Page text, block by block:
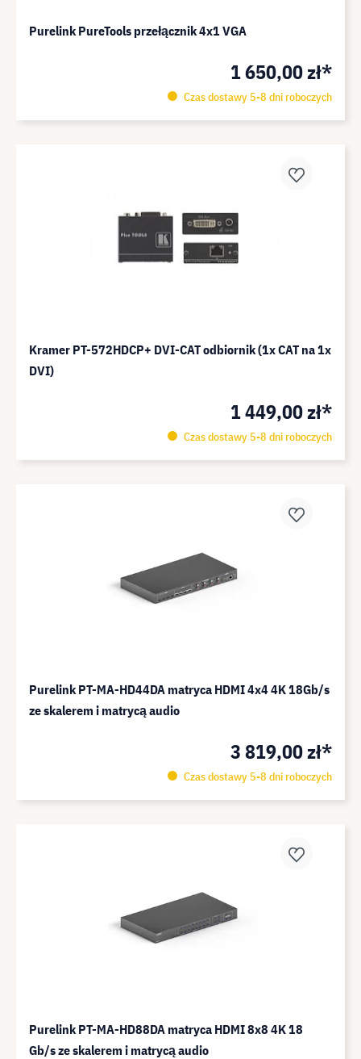
Purelink PureTools przełącznik 4x1 VGA
1 650,00 zł*
Czas dostawy 5-8 dni roboczych
Kramer PT-572HDCP+ DVI-CAT odbiornik (1x CAT na 1x
DVI)
1 449,00 zł*
Czas dostawy 5-8 dni roboczych
Purelink PT-MA-HD44DA matryca HDMI 4x4 4K 18Gb/s
ze skalerem i matrycą audio
3 819,00 zł*
Czas dostawy 5-8 dni roboczych
Purelink PT-MA-HD88DA matryca HDMI 8x8 4K 18
Gb/s ze skalerem i matrycą audio